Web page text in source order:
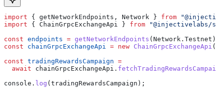
import { getNetworkEndpoints , Network } from
import { ChainGrpcExchangeApi } from "@injectivelabs/
const endpoints = getNetworkEndpoints ( Network . Testnet );
const chainGrpcExchangeApi = new ChainGrpcExchangeApi (
const tradingRewardsCampaign =
  await
chainGrpcExchangeApi .
console . log ( tradingRewardsCampaign );